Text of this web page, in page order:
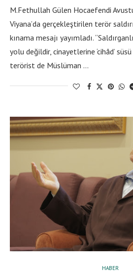
M.Fethullah Gülen Hocaefendi
Viyana’da gerçekleştirilen terör
kınama mesajı yayımladı.
yolu değildir, cinayetlerine ‘cihâd’
terörist de Müslüman …
HABER